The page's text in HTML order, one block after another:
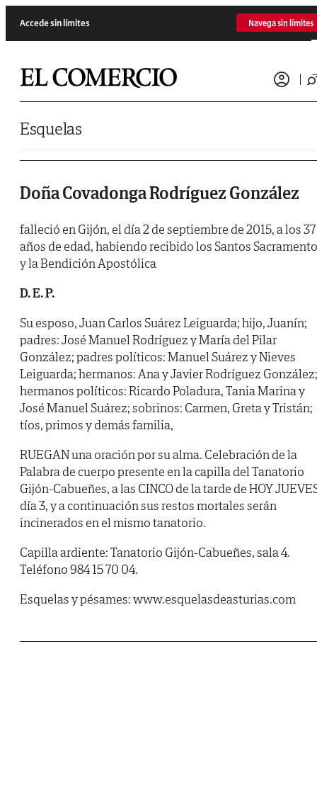
Accede sin límites Navega sin límites
Esquelas
Doña Covadonga Rodríguez González
falleció en Gijón, el día 2 de septiembre de 2015, a los 37
años de edad, habiendo recibido los Santos
y la Bendición Apostólica
D. E. P.
Su esposo, Juan Carlos Suárez Leiguarda; hijo, Juanín;
padres: José Manuel Rodríguez y María del Pilar
González; padres políticos: Manuel Suárez y Nieves
Leiguarda; hermanos: Ana y Javier Rodríguez González;
hermanos políticos: Ricardo Poladura, Tania Marina y
José Manuel Suárez; sobrinos: Carmen, Greta y Tristán;
tíos, primos y demás familia,
RUEGAN una oración por su alma. Celebración de la
Palabra de cuerpo presente en la capilla del Tanatorio
Gijón-Cabueñes, a las CINCO de la tarde de HOY
día 3, y a continuación sus restos mortales serán
incinerados en el mismo tanatorio.
Capilla ardiente: Tanatorio Gijón-Cabueñes, sala 4.
Teléfono 984 15 70 04.
Esquelas y pésames: www.esquelasdeasturias.com